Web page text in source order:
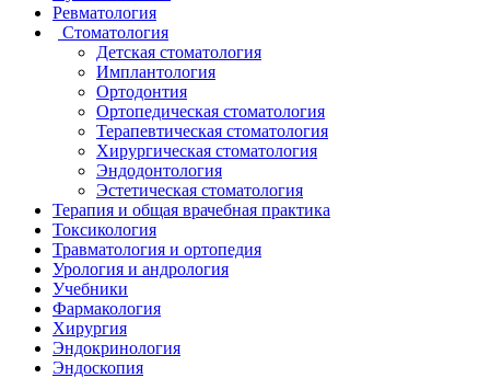
Ревматология
Стоматология
Детская стоматология
Имплантология
Ортодонтия
Ортопедическая стоматология
Терапевтическая стоматология
Хирургическая стоматология
Эндодонтология
Эстетическая стоматология
Терапия и общая врачебная практика
Токсикология
Травматология и ортопедия
Урология и андрология
Учебники
Фармакология
Хирургия
Эндокринология
Эндоскопия